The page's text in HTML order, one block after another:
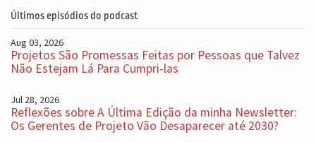
Últimos episódios do podcast
Aug 03, 2026
Projetos São Promessas Feitas por Pessoas que Talvez
Não Estejam Lá Para Cumpri-las
Jul 28, 2026
Reflexões sobre A Última Edição da minha Newsletter:
Os Gerentes de Projeto Vão Desaparecer até 2030?